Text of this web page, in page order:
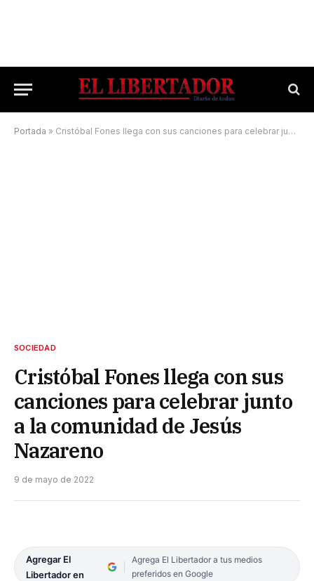
Portada » Cristóbal Fones llega con sus canciones para celebrar junto a la comunidad de Jesús Nazareno
SOCIEDAD
Cristóbal Fones llega con sus
canciones para celebrar junto
a la comunidad de Jesús
Nazareno
9 de mayo de 2022
Agregar El
Libertador en
Agrega El Libertador a tus medios
preferidos en Google